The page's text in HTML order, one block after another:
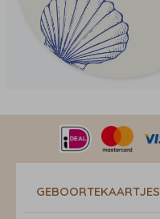
GEBOORTEKAARTJES